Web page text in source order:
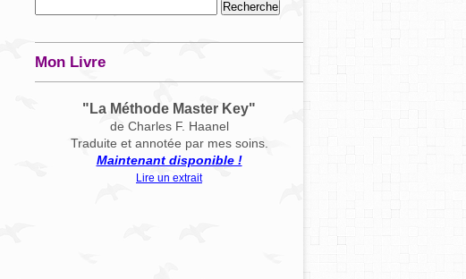
Mon Livre
"La Méthode Master Key"
de Charles F. Haanel
Traduite et annotée par mes soins.
Maintenant disponible !
Lire un extrait